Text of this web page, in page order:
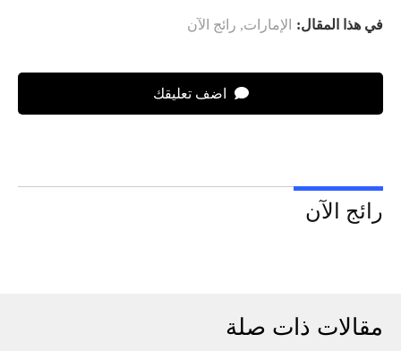
في هذا المقال: الإمارات, رائج الآن
اضف تعليقك
رائج الآن
مقالات ذات صلة